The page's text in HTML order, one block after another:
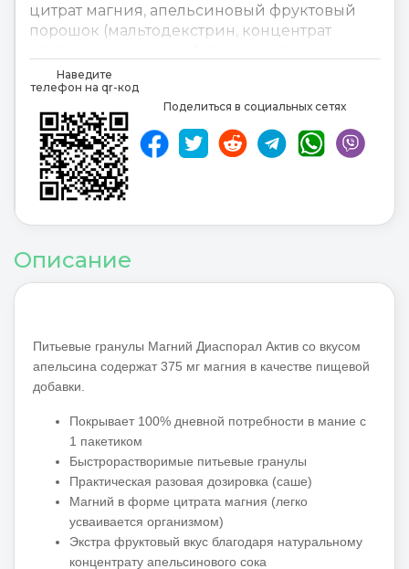
цитрат магния, апельсиновый фруктовый
порошок (мальтодекстрин концентрат
лимонная кислота
апельсиновый ароматизатор
сукралоза ,красители рибофлавин и
свекольный красный
5%),Magnesiumcitrat
(Maltodextrin
Süsstoff Sucralose
Наведите
телефон на qr-код
Поделиться в социальных сетях
Описание
Питьевые гранулы Магний Диаспорал Актив со вкусом
апельсина содержат 375 мг магния в качестве пищевой
добавки.
Покрывает 100% дневной потребности в мание с
1 пакетиком
Быстрорастворимые питьевые гранулы
Практическая разовая дозировка (саше)
Магний в форме цитрата магния (легко
усваивается организмом)
Экстра фруктовый вкус благодаря натуральному
концентрату апельсинового сока